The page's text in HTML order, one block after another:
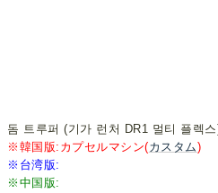
돔 트루퍼 (기가 런처 DR1 멀티 플렉
※韓国版:カプセルマシン(カスタム)
※台湾版:
※中国版: